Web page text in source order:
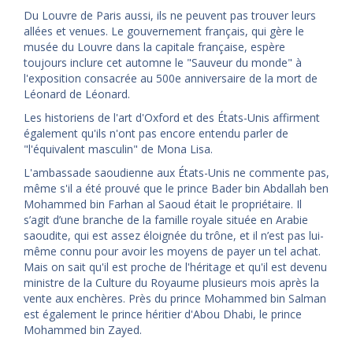
Du Louvre de Paris aussi, ils ne peuvent pas trouver leurs
allées et venues. Le gouvernement français, qui gère le
musée du Louvre dans la capitale française, espère
toujours inclure cet automne le "Sauveur du monde" à
l'exposition consacrée au 500e anniversaire de la mort de
Léonard de Léonard.
Les historiens de l'art d'Oxford et des États-Unis affirment
également qu'ils n'ont pas encore entendu parler de
"l'équivalent masculin" de Mona Lisa.
L'ambassade saoudienne aux États-Unis ne commente pas,
même s'il a été prouvé que le prince Bader bin Abdallah ben
Mohammed bin Farhan al Saoud était le propriétaire. Il
s’agit d’une branche de la famille royale située en Arabie
saoudite, qui est assez éloignée du trône, et il n’est pas lui-
même connu pour avoir les moyens de payer un tel achat.
Mais on sait qu'il est proche de l'héritage et qu'il est devenu
ministre de la Culture du Royaume plusieurs mois après la
vente aux enchères. Près du prince Mohammed bin Salman
est également le prince héritier d'Abou Dhabi, le prince
Mohammed bin Zayed.